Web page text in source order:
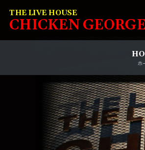
THE LIVE HOUSE
CHICKENGEORG
ホ